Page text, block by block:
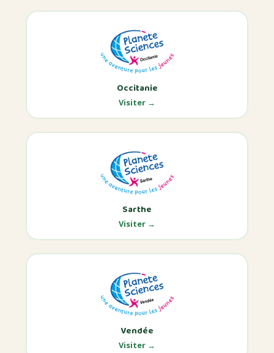
Occitanie
Visiter →
Sarthe
Visiter →
Vendée
Visiter →